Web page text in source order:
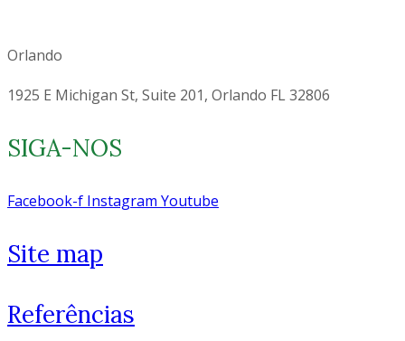
Orlando
1925 E Michigan St, Suite 201, Orlando FL 32806
SIGA-NOS
Facebook-f Instagram Youtube
Site map
Referências